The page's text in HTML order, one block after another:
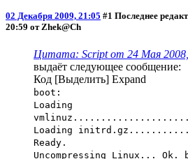
02 Декабря 2009, 21:05 #1 Последнее
20:59 от Zhek@Ch
Цитата: Script от 24 Мая
выдаёт следующее сообщение:
Код [Выделить] Expand
boot:
Loading
Loading
Ready.
Uncompressing Linux... Ok.